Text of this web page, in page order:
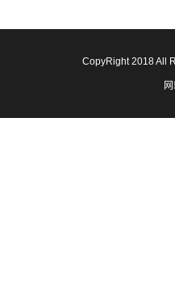
CopyRight 2018 All